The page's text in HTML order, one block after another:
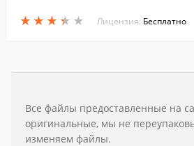
★ ★ ★ ★ ★
★ ★ ★ ★ ★ Лицензия: Бесплатно
Все файлы предоставленные на
оригинальные, мы не
изменяем файлы.